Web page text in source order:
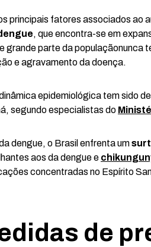
principais fatores associados ao
, que encontra-se em
grande parte da populaçãonunca
e agravamento da doença.
epidemiológica tem sido
segundo especialistas do
dengue, o Brasil enfrenta um
aos da dengue e
concentradas no Espírito
de